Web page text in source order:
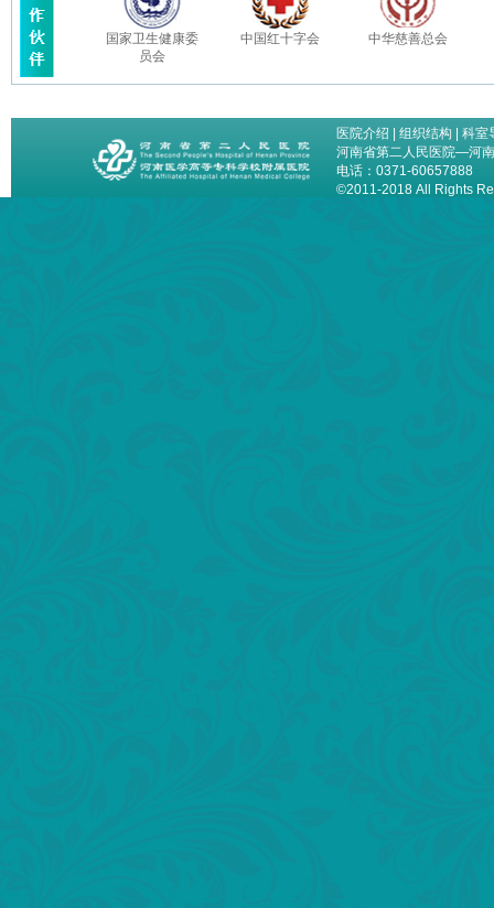
国家卫生健康委
员会
中国红十字会 中华慈善总会
医院介绍 组织结构
科室
河南省第二人民医院—河
电话：0371-60657888
©2011-2018 All Rights